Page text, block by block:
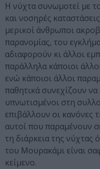
Η νύχτα συνωμοτεί με
και νοσηρές
μερικοί άνθρωποι
παρανομίας, του
αδιαφορούν κι άλλοι
παράλληλα κάποιοι
ενώ κάποιοι άλλοι
παθητικά συνεχίζουν να
υπνωτισμένοι στη
επιβάλλουν οι κανόνες
αυτοί που παραμένουν
τη διάρκεια της νύχτας
του Μουρακάμι είναι
κείμενο.